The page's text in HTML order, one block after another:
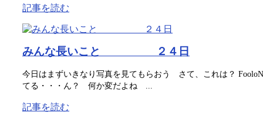
記事を読む
みんな長いこと ２４日
今日はまずいきなり写真を見てもらおう さて、これは？
てる・・・ん？ 何か変だよね ...
記事を読む